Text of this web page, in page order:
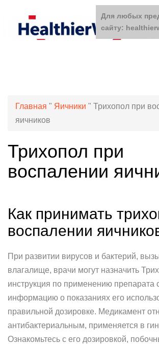
Главная " Яичники " Трихопол при
яичников
Трихопол при
воспалении
Как принимать
воспалении
При развитии вирусов и бактерий,
влагалище, врачи могут назначить
инструкция по применению препарата
информацию о показаниях его
правильной дозировке. Медикамент
антибактериальным, применяется в
Ознакомьтесь с его дозировкой,
Для любых
сайту: